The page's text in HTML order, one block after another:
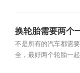
换轮胎需要两个
不是所有的汽车都需
全，最好两个轮胎一起